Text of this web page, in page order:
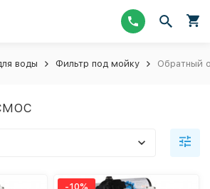
воды Фильтр под мойку Обратный
-10%